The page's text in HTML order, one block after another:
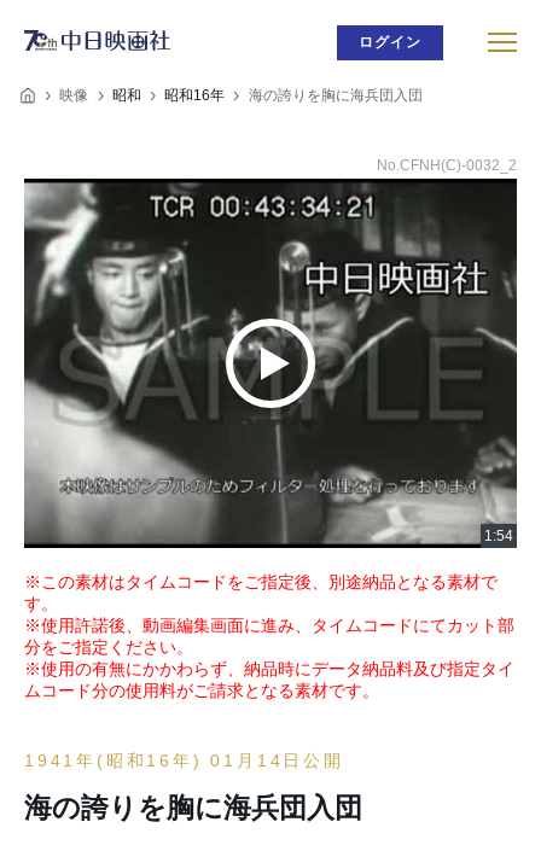
ログイン
映像 昭和 昭和16年 海の誇りを胸に海兵団入団
No.CFNH(C)-0032_2
※この素材はタイムコードをご指定後、別途納品となる素材で
す。
※使用許諾後、動画編集画面に進み、タイムコードにてカット部
分をご指定ください。
※使用の有無にかかわらず、納品時にデータ納品料及び指定タイ
ムコード分の使用料がご請求となる素材です。
1941年(昭和16年) 01月14日公開
海の誇りを胸に海兵団入団